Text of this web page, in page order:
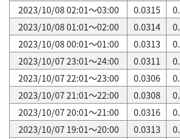
2023/10/08 02:01～03:00
0.0315
2023/10/08 01:01～02:00
0.0314
2023/10/08 00:01～01:00
0.0313
2023/10/07 23:01～24:00
0.0311
2023/10/07 22:01～23:00
0.0306
2023/10/07 21:01～22:00
0.0308
2023/10/07 20:01～21:00
0.0316
2023/10/07 19:01～20:00
0.0313